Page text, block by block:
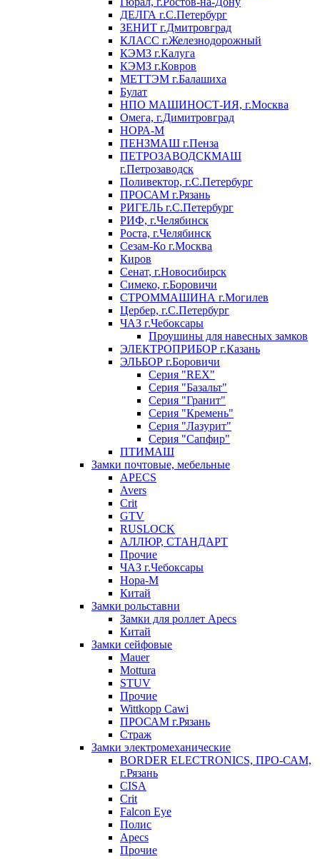
ДЕЛГА г.С.Петербург
ЗЕНИТ г.Дмитровград
КЛАСС г.Железнодорожный
КЭМЗ г.Калуга
КЭМЗ г.Ковров
МЕТТЭМ г.Балашиха
Булат
НПО МАШИНОСТ-ИЯ, г.Москва
Омега, г.Димитровград
НОРА-М
ПЕНЗМАШ г.Пенза
ПЕТРОЗАВОДСКМАШ
г.Петрозаводск
Поливектор, г.С.Петербург
ПРОСАМ г.Рязань
РИГЕЛЬ г.С.Петербург
РИФ, г.Челябинск
Роста, г.Челябинск
Сезам-Ко г.Москва
Киров
Сенат, г.Новосибирск
Симеко, г.Боровичи
СТРОММАШИНА г.Могилев
Цербер, г.С.Петербург
ЧАЗ г.Чебоксары
Проушины для навесных замков
ЭЛЕКТРОПРИБОР г.Казань
ЭЛЬБОР г.Боровичи
Серия "REX"
Серия "Базальт"
Серия "Гранит"
Серия "Кремень"
Серия "Лазурит"
Серия "Сапфир"
ПТИМАШ
Замки почтовые, мебельные
APECS
Avers
Crit
GTV
RUSLOCK
АЛЛЮР, СТАНДАРТ
Прочие
ЧАЗ г.Чебоксары
Нора-М
Китай
Замки рольставни
Замки для роллет Apecs
Китай
Замки сейфовые
Mauer
Mottura
STUV
Прочие
Wittkopp Cawi
ПРОСАМ г.Рязань
Страж
Замки электромеханические
BORDER ELECTRONICS, ПРО-САМ,
г.Рязань
CISA
Crit
Falcon Eye
Полис
Apecs
Прочие